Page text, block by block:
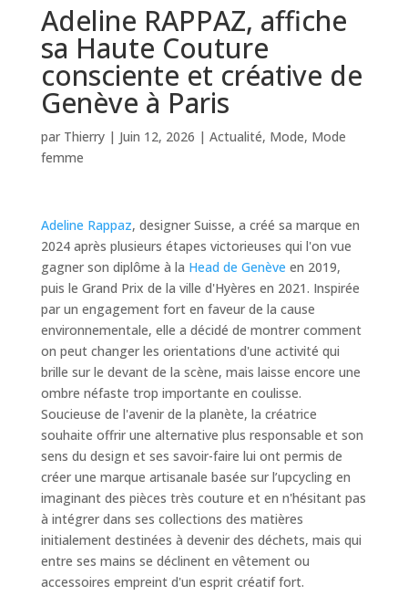
Adeline RAPPAZ, affiche
sa Haute Couture
consciente et créative de
Genève à Paris
par Thierry| Juin 12, 2026 | Actualité, Mode, Mode
femme
Adeline Rappaz, designer Suisse, a créé sa marque en
2024 après plusieurs étapes victorieuses qui l'on vue
gagner son diplôme à la Head de Genève en 2019,
puis le Grand Prix de la ville d'Hyères en 2021. Inspirée
par un engagement fort en faveur de la cause
environnementale, elle a décidé de montrer comment
on peut changer les orientations d'une activité qui
brille sur le devant de la scène, mais laisse encore une
ombre néfaste trop importante en coulisse.
Soucieuse de l'avenir de la planète, la créatrice
souhaite offrir une alternative plus responsable et son
sens du design et ses savoir-faire lui ont permis de
créer une marque artisanale basée sur l’upcycling en
imaginant des pièces très couture et en n'hésitant pas
à intégrer dans ses collections des matières
initialement destinées à devenir des déchets, mais qui
entre ses mains se déclinent en vêtement ou
accessoires empreint d'un esprit créatif fort.